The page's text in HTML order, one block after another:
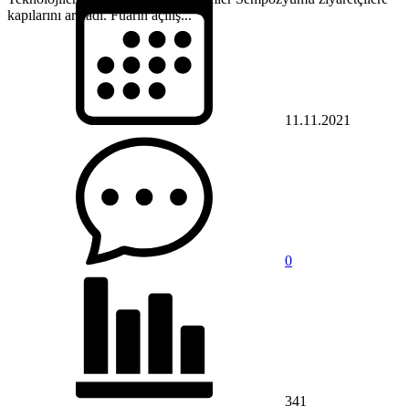
kapılarını araladı. Fuarın açılış...
11.11.2021
0
341